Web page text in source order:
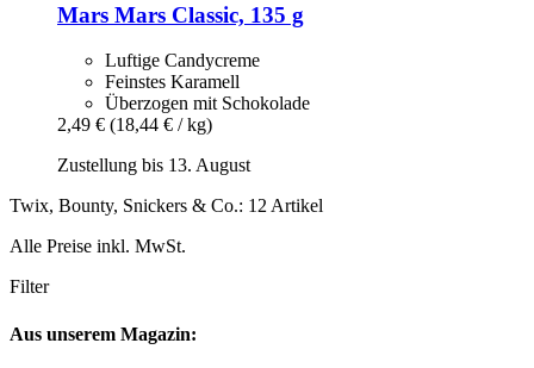
Mars Mars Classic, 135 g
Luftige Candycreme
Feinstes Karamell
Überzogen mit Schokolade
2,49 € (18,44 € / kg)
Zustellung bis 13. August
Twix, Bounty, Snickers & Co.: 12 Artikel
Alle Preise inkl. MwSt.
Filter
Aus unserem Magazin: